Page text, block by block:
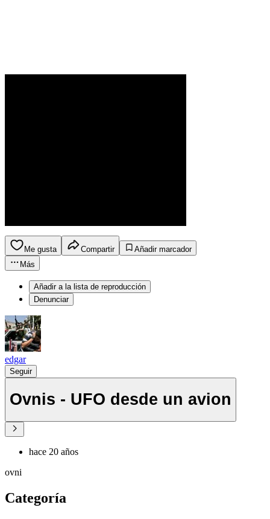
Me gusta Compartir
Añadir marcador
Más
Añadir a la lista de reproducción
Denunciar
edgar
Seguir
Ovnis - UFO desde un avion
hace 20 años
ovni
Categoría